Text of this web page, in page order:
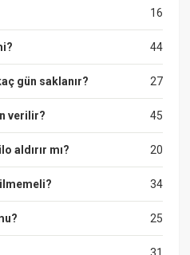
16
44
27
gün saklanır?
45
verilir?
20
aldırır mı?
34
25
31